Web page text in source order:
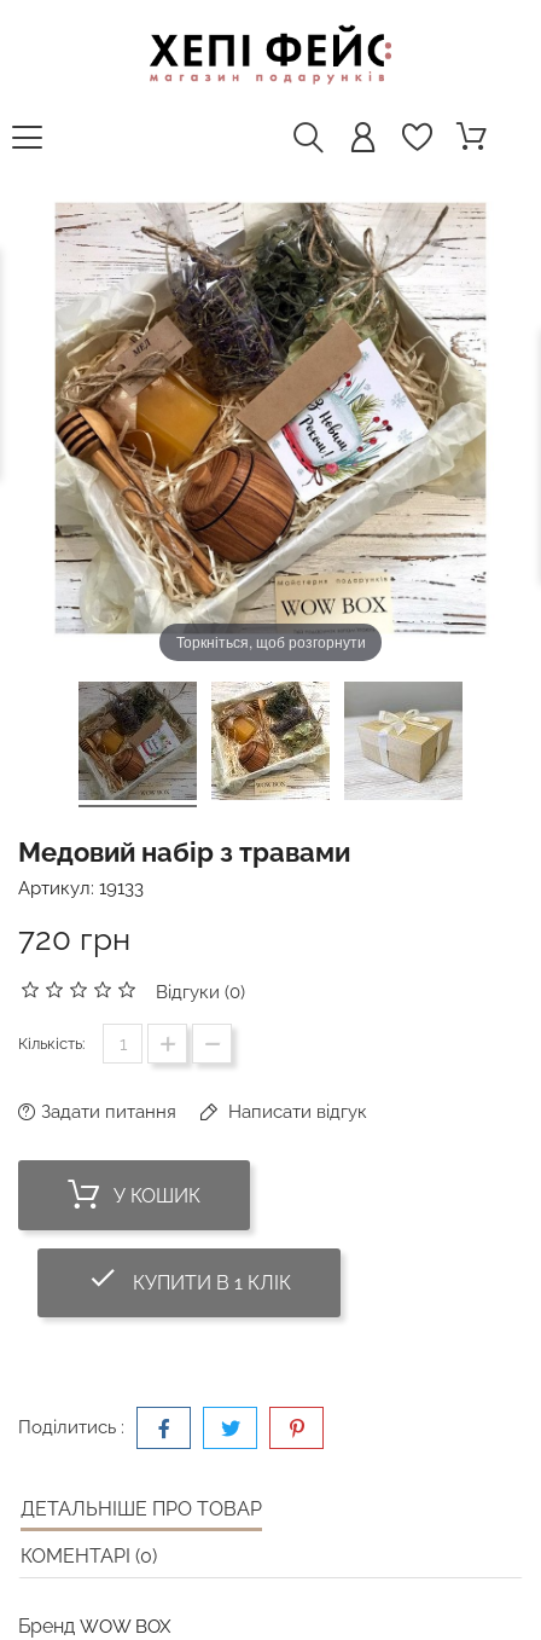
Торкніться, щоб розгорнути
Медовий набір з травами
Артикул: 19133
720 грн
Відгуки (0)
Кількість:
Задати питання Написати відгук
У КОШИК
done_outline
КУПИТИ В 1 КЛІК
Поділитись :
ДЕТАЛЬНІШЕ ПРО ТОВАР
КОМЕНТАРІ (0)
Бренд WOW BOX